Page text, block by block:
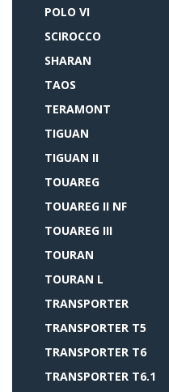
POLO VI
SCIROCCO
SHARAN
TAOS
TERAMONT
TIGUAN
TIGUAN II
TOUAREG
TOUAREG II NF
TOUAREG III
TOURAN
TOURAN L
TRANSPORTER
TRANSPORTER T5
TRANSPORTER T6
TRANSPORTER T6.1